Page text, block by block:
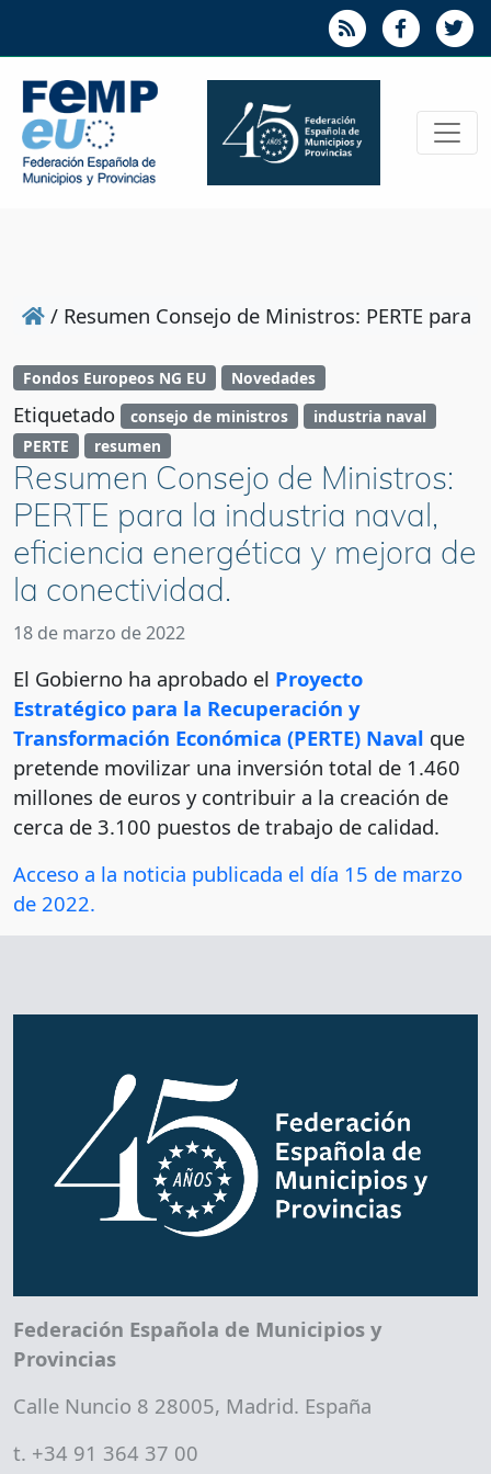
/ Resumen Consejo de Ministros: PERTE
Fondos Europeos NG EU Novedades
Etiquetado consejo de ministros
industria naval
PERTE
resumen
Resumen Consejo de Ministros:
PERTE para la industria naval,
eficiencia energética y mejora de
la conectividad.
18 de marzo de 2022
El Gobierno ha aprobado el Proyecto
Estratégico para la Recuperación y
Transformación Económica (PERTE) Naval que
pretende movilizar una inversión total de 1.460
millones de euros y contribuir a la creación de
cerca de 3.100 puestos de trabajo de calidad.
Acceso a la noticia publicada el día 15 de marzo
de 2022.
Federación Española de Municipios y
Provincias
Calle Nuncio 8 28005, Madrid. España
t. +34 91 364 37 00